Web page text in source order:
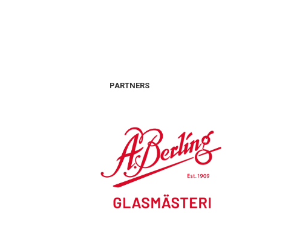
PARTNERS